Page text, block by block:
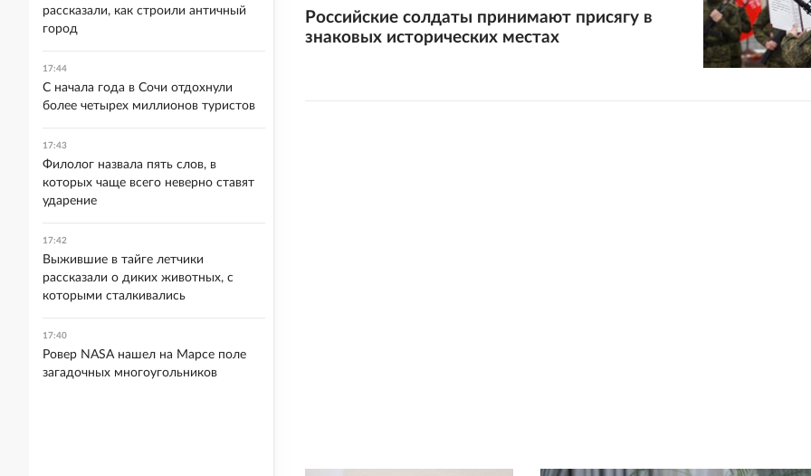
Российские солдаты принимают присягу в
знаковых исторических местах
рассказали, как строили античный
город
17:44
С начала года в Сочи отдохнули
более четырех миллионов туристов
17:43
Филолог назвала пять слов, в
которых чаще всего неверно ставят
ударение
17:42
Выжившие в тайге летчики
рассказали о диких животных, с
которыми сталкивались
17:40
Ровер NASA нашел на Марсе поле
загадочных многоугольников